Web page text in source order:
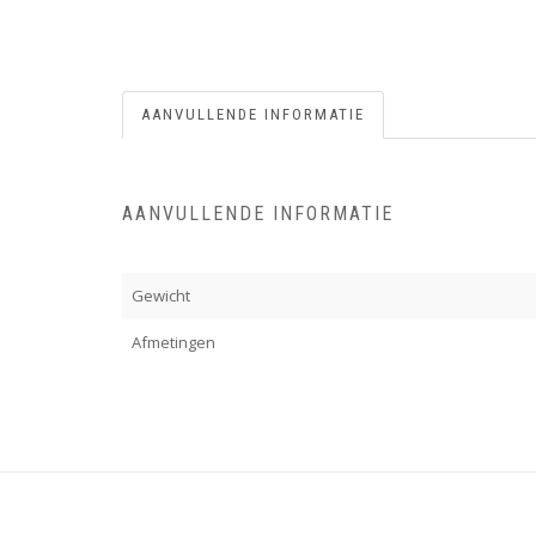
AANVULLENDE INFORMATIE
AANVULLENDE INFORMATIE
Gewicht
Afmetingen